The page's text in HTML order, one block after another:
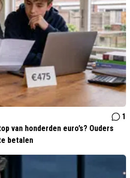
1
van honderden euro’s? Ouders
betalen